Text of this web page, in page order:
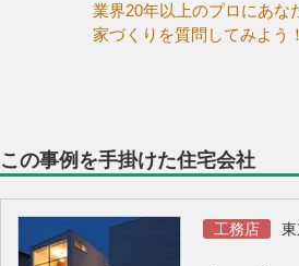
業界20年以上のプロにあな
家づくりを質問してみよう！
この事例を手掛けた住宅会社
工務店